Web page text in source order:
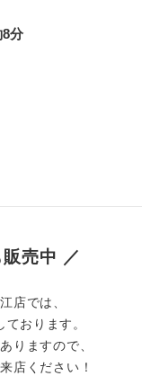
分
売中 ／
店では、
おります。
りますので、
店ください！